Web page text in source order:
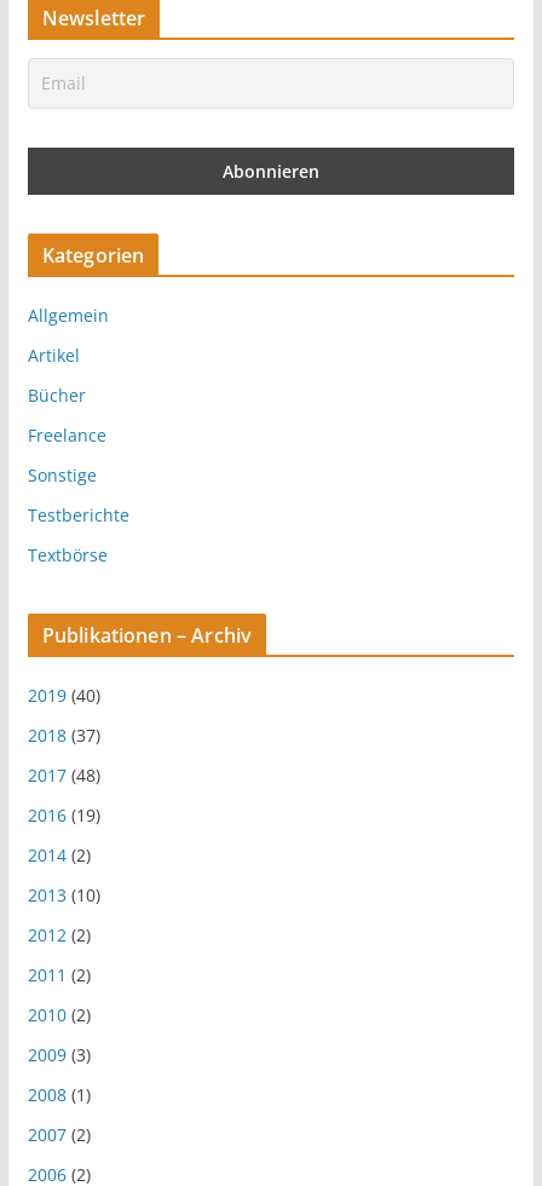
Newsletter
Kategorien
Allgemein
Artikel
Bücher
Freelance
Sonstige
Testberichte
Textbörse
Publikationen – Archiv
2019(40)
2018(37)
2017(48)
2016(19)
2014(2)
2013 (10)
2012(2)
2011 (2)
2010(2)
2009(3)
2008(1)
2007(2)
2006(2)